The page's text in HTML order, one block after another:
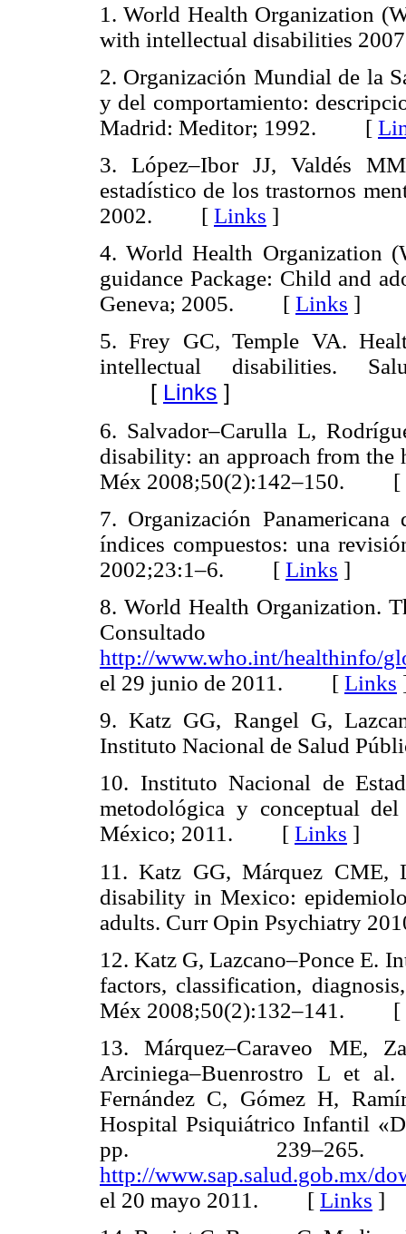
1. World Health Organization
with intellectual disabilities
2. Organización Mundial de la
y del comportamiento:
Madrid: Meditor; 1992. [
3. López–Ibor JJ, Valdés
estadístico de los trastornos
2002. [ Links ]
4. World Health Organization
guidance Package: Child and
Geneva; 2005. [ Links ]
5. Frey GC, Temple VA.
intellectual disabilities.
[ Links ]
6. Salvador–Carulla L,
disability: an approach from the
Méx 2008;50(2):142–150. [
7. Organización
índices compuestos: una
2002;23:1–6. [ Links ]
8. World Health Organization.
http://www.who.int/healthinfo/
el 29 junio de 2011. [ Links
9. Katz GG, Rangel G,
Instituto Nacional de Salud
10. Instituto Nacional de
metodológica y conceptual
México; 2011. [ Links ]
11. Katz GG, Márquez CME,
disability in Mexico:
adults. Curr Opin Psychiatry
12. Katz G, Lazcano–Ponce E.
factors, classification,
Méx 2008;50(2):132–141. [
13. Márquez–Caraveo ME,
Arciniega–Buenrostro L et
Fernández C, Gómez H,
Hospital Psiquiátrico Infantil
pp.
http://www.sap.salud.gob.mx/
el 20 mayo 2011. [ Links ]